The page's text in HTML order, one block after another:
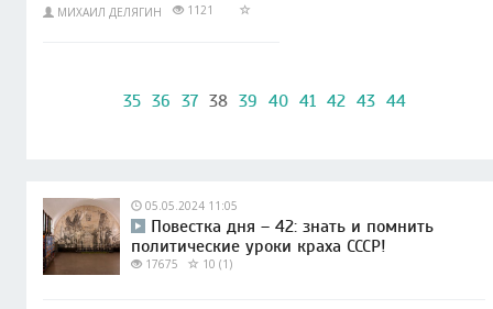
МИХАИЛ ДЕЛЯГИН 1121
35 36 37 38 39 40 41 42 43 44
05.05.2024 11:05
Повестка дня – 42: знать и помнить
политические уроки краха СССР!
17675 10 (1)